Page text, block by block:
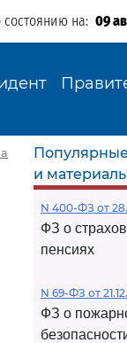
состоянию на: 09
Популярные
и
N 400-ФЗ от
ФЗ о
пенсиях
N 69-ФЗ от
ФЗ о